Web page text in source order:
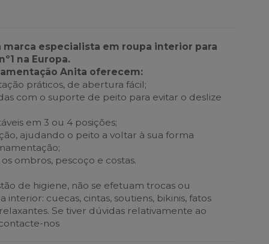
marca especialista em roupa interior para
na Europa.
Anita oferecem:
práticos, de abertura fácil;
com o suporte de peito para evitar o deslize
em 3 ou 4 posições;
ajudando o peito a voltar à sua forma
ombros, pescoço e costas.
de higiene, não se efetuam trocas ou
cuecas, cintas, soutiens, bikinis, fatos
Se tiver dúvidas relativamente ao
nos